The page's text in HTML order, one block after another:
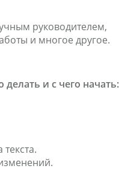
руководителем,
и многое другое.
и с чего начать: